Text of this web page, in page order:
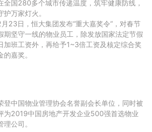
全国280多个城市传递温度，筑牢健康防线，
护万家灯火。
月23日，恒大集团发布“重大嘉奖令”，对春节
期坚守一线的物业员工，除发放国家法定节假
加班工资外，再给予1~3倍工资及核定综合奖
的嘉奖。
登中国物业管理协会名誉副会长单位，同时被
为2019中国房地产开发企业500强首选物业
理公司。